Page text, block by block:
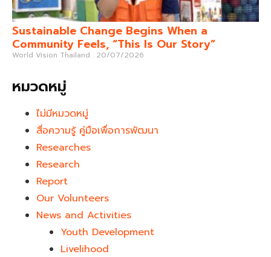
Sustainable Change Begins When a
Community Feels, “This Is Our Story”
World Vision Thailand 20/07/2026
หมวดหมู่
ไม่มีหมวดหมู่
สื่อความรู้ คู่มือเพื่อการพัฒนา
Researches
Research
Report
Our Volunteers
News and Activities
Youth Development​
Livelihood